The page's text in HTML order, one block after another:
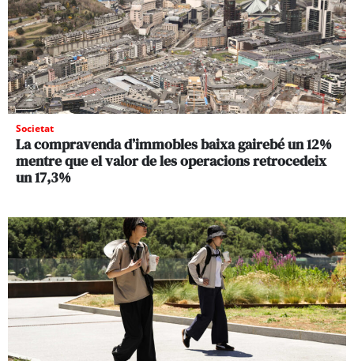
Societat
La compravenda d’immobles baixa gairebé un 12%
mentre que el valor de les operacions retrocedeix
un 17,3%